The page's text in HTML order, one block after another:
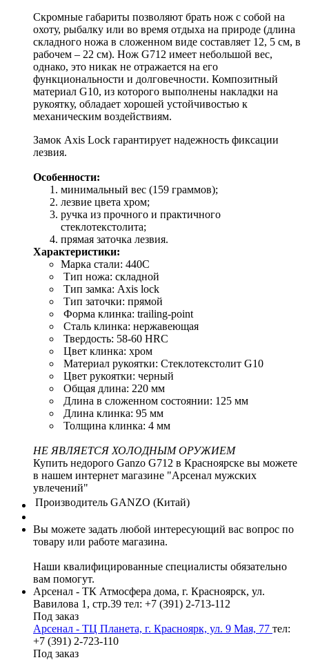
Скромные габариты позволяют брать нож с собой на
охоту, рыбалку или во время отдыха на природе (длина
складного ножа в сложенном виде составляет 12, 5 см, в
рабочем – 22 см). Нож G712 имеет небольшой вес,
однако, это никак не отражается на его
функциональности и долговечности. Композитный
материал G10, из которого выполнены накладки на
рукоятку, обладает хорошей устойчивостью к
механическим воздействиям.
Замок Axis Lock гарантирует надежность фиксации
лезвия.
Особенности:
минимальный вес (159 граммов);
лезвие цвета хром;
ручка из прочного и практичного
стеклотекстолита;
прямая заточка лезвия.
Характеристики:
Марка стали: 440C
Тип ножа: складной
Тип замка: Axis lock
Тип заточки: прямой
Форма клинка: trailing-point
Сталь клинка: нержавеющая
Твердость: 58-60 HRC
Цвет клинка: хром
Материал рукоятки: Стеклотекстолит G10
Цвет рукоятки: черный
Общая длина: 220 мм
Длина в сложенном состоянии: 125 мм
Длина клинка: 95 мм
Толщина клинка: 4 мм
НЕ ЯВЛЯЕТСЯ ХОЛОДНЫМОРУЖИЕМ
Купить недорого Ganzo G712 в Красноярске вы можете
в нашем интернет магазине "Арсенал мужских
увлечений"
Производитель GANZO (Китай)
Вы можете задать любой интересующий вас вопрос по
товару или работе магазина.
Наши квалифицированные специалисты обязательно
вам помогут.
Арсенал - ТК Атмосфера дома, г. Красноярск, ул.
Вавилова 1, стр.39 тел: +7 (391) 2-713-112
Под заказ
Арсенал - ТЦ Планета, г. Красноярк, ул. 9 Мая, 77 тел:
+7 (391) 2-723-110
Под заказ